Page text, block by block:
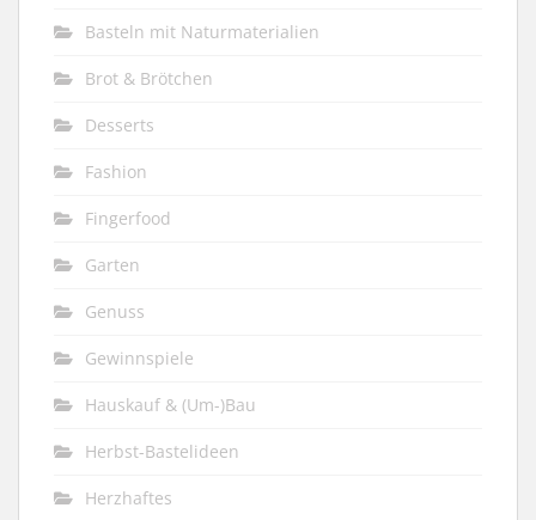
Basteln mit Naturmaterialien
Brot & Brötchen
Desserts
Fashion
Fingerfood
Garten
Genuss
Gewinnspiele
Hauskauf & (Um-)Bau
Herbst-Bastelideen
Herzhaftes